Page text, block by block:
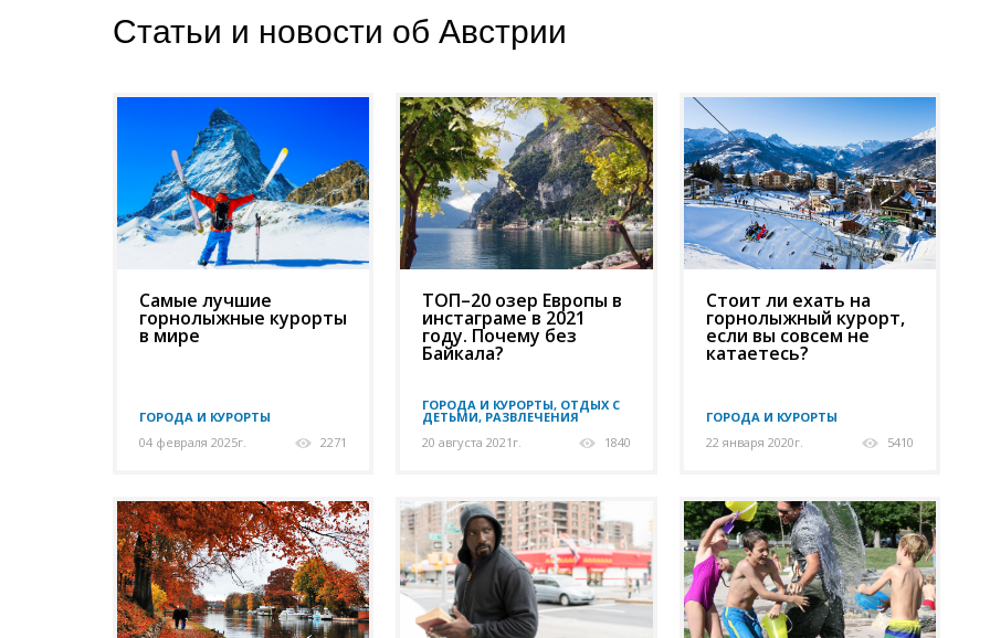
Статьи и новости об Австрии
Самые лучшие
горнолыжные курорты
в мире
ГОРОДА И КУРОРТЫ
04 февраля 2025г.
2271
ТОП–20 озер Европы в
инстаграме в 2021
году. Почему без
Байкала?
ГОРОДА И КУРОРТЫ, ОТДЫХ С
ДЕТЬМИ, РАЗВЛЕЧЕНИЯ
20 августа 2021г.
1840
Стоит ли ехать на
горнолыжный курорт,
если вы совсем не
катаетесь?
ГОРОДА И КУРОРТЫ
22 января 2020г.
5410